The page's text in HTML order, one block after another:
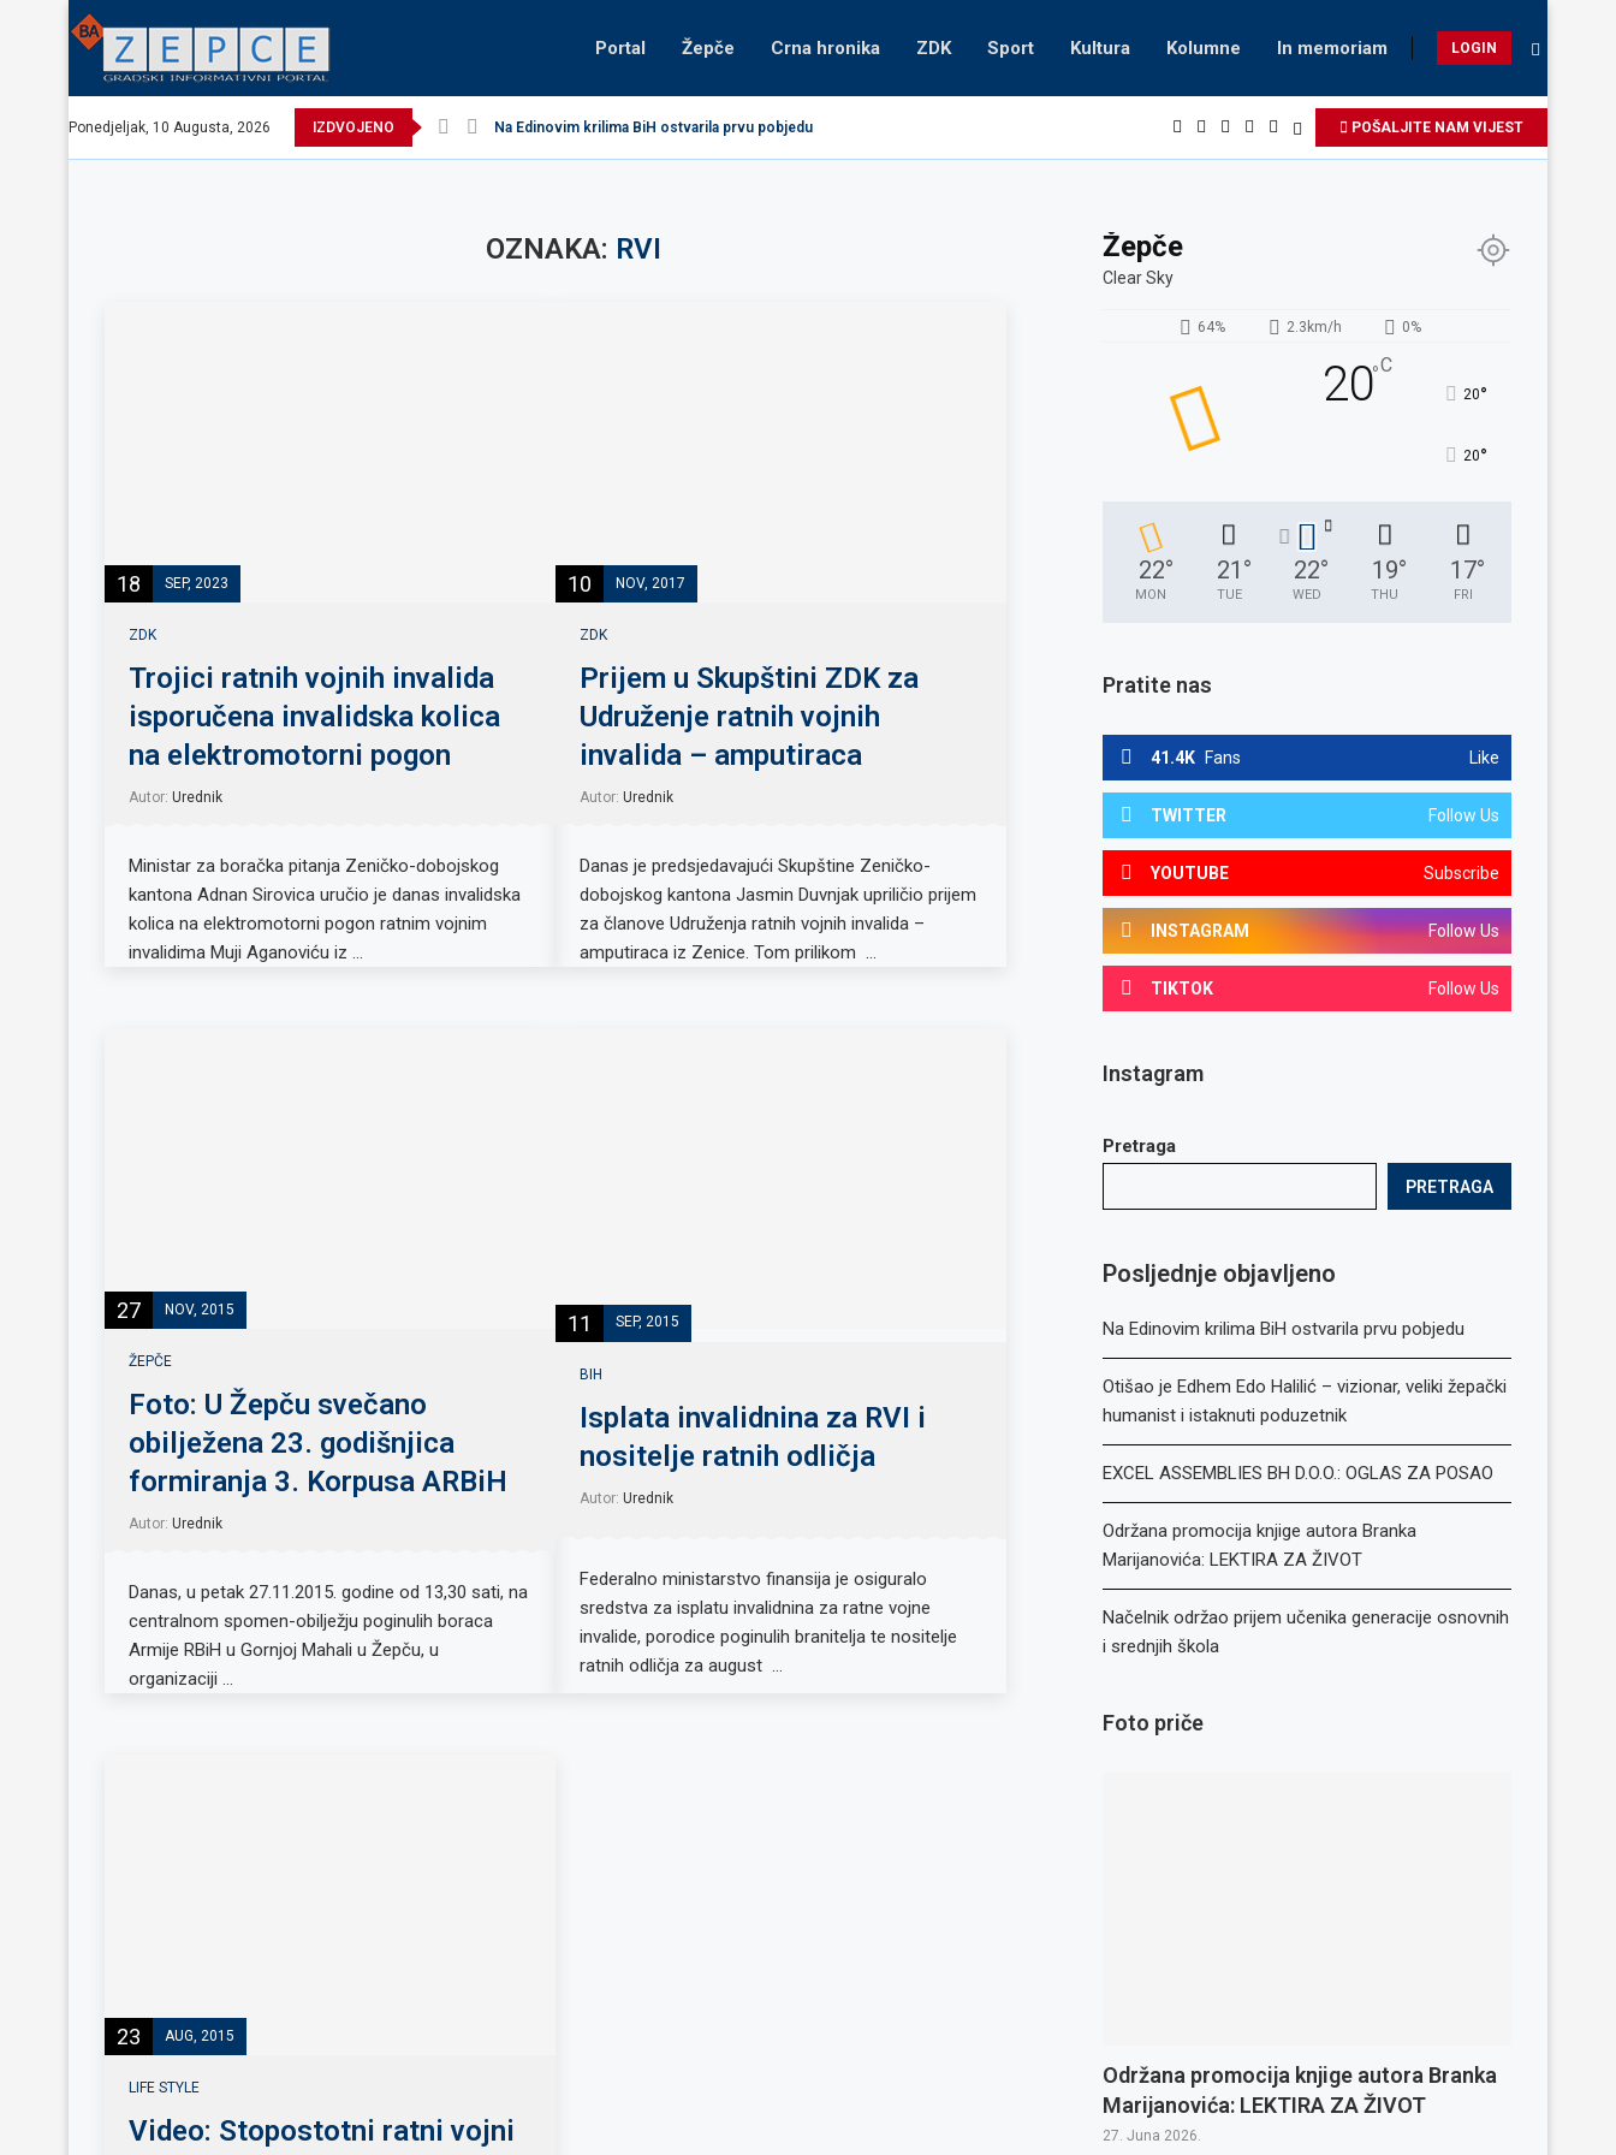
Portal Žepče Crna hronika ZDK Sport Kultura Kolumne In memoriam LOGIN
Ponedjeljak, 10 Augusta, 2026 IZDVOJENO Na Edinovim krilima BiH ostvarila prvu pobjedu POŠALJITE NAM VIJEST
OZNAKA: RVI
18 SEP, 2023
ZDK
Trojici ratnih vojnih invalida
isporučena invalidska kolica
na elektromotorni pogon
Autor: Urednik
Ministar za boračka pitanja Zeničko-dobojskog
kantona Adnan Sirovica uručio je danas invalidska
kolica na elektromotorni pogon ratnim vojnim
invalidima Muji Aganoviću iz …
10 NOV, 2017
ZDK
Prijem u Skupštini ZDK za
Udruženje ratnih vojnih
invalida – amputiraca
Autor: Urednik
Danas je predsjedavajući Skupštine Zeničko-
dobojskog kantona Jasmin Duvnjak upriličio prijem
za članove Udruženja ratnih vojnih invalida –
amputiraca iz Zenice. Tom prilikom …
27 NOV, 2015
ŽEPČE
Foto: U Žepču svečano
obilježena 23. godišnjica
formiranja 3. Korpusa ARBiH
Autor: Urednik
Danas, u petak 27.11.2015. godine od 13,30 sati, na
centralnom spomen-obilježju poginulih boraca
Armije RBiH u Gornjoj Mahali u Žepču, u
organizaciji …
11 SEP, 2015
BIH
Isplata invalidnina za RVI i
nositelje ratnih odličja
Autor: Urednik
Federalno ministarstvo finansija je osiguralo
sredstva za isplatu invalidnina za ratne vojne
invalide, porodice poginulih branitelja te nositelje
ratnih odličja za august …
23 AUG, 2015
LIFE STYLE
Video: Stopostotni ratni vojni
Žepče
Clear Sky
64% 2.3km/h 0%
20°C
20°
20°
22°
MON
21 °
TUE
22°
WED
19°
THU
17°
FRI
Pratite nas
41.4K Fans Like
TWITTER Follow Us
YOUTUBE Subscribe
INSTAGRAM Follow Us
TIKTOK Follow Us
Instagram
Pretraga
PRETRAGA
Posljednje objavljeno
Na Edinovim krilima BiH ostvarila prvu pobjedu
Otišao je Edhem Edo Halilić – vizionar, veliki žepački
humanist i istaknuti poduzetnik
EXCEL ASSEMBLIES BH D.O.O.: OGLAS ZA POSAO
Održana promocija knjige autora Branka
Marijanovića: LEKTIRA ZA ŽIVOT
Načelnik održao prijem učenika generacije osnovnih
i srednjih škola
Foto priče
Održana promocija knjige autora Branka
Marijanovića: LEKTIRA ZA ŽIVOT
27. Juna 2026.